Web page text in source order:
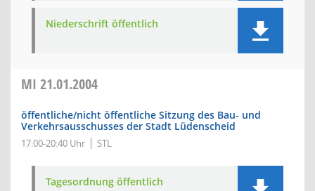
Niederschrift öffentlich
MI 21.01.2004
öffentliche/nicht öffentliche Sitzung des Bau- und
Verkehrsausschusses der Stadt Lüdenscheid
17:00-20:40 Uhr STL
Tagesordnung öffentlich